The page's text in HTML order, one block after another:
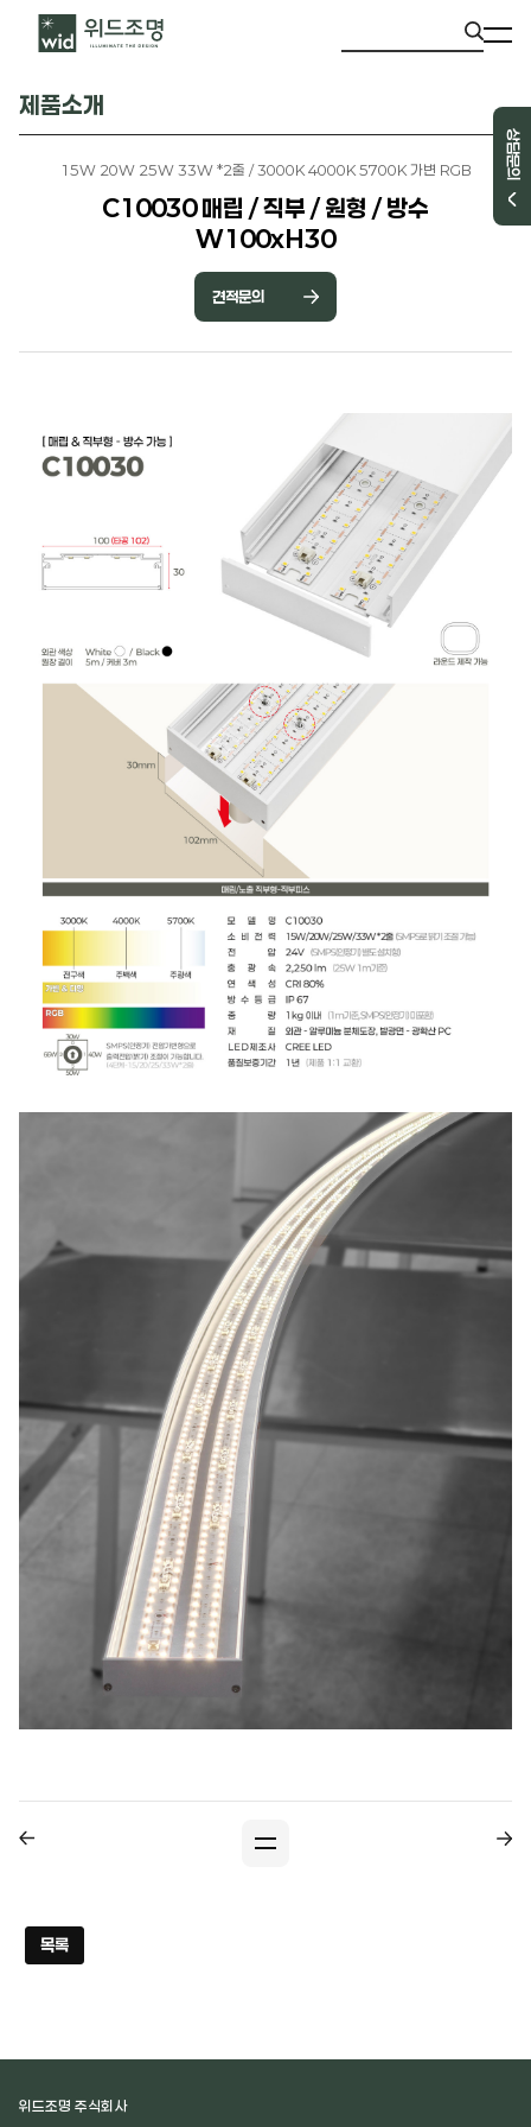
상담문의
제품소개
15W 20W 25W 33W *2줄 / 3000K 4000K 5700K 가변 RGB
C10030 매립 / 직부 / 원형 / 방수
W100xH30
견적문의
목록
위드조명 주식회사